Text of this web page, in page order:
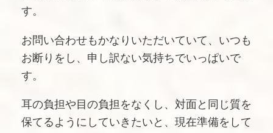
す。
お問い合わせもかなりいただいていて、いつも
お断りをし、申し訳ない気持ちでいっぱいで
す。
耳の負担や目の負担をなくし、対面と同じ質を
保てるようにしていきたいと、現在準備をして